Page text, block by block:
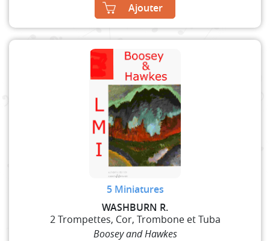
Ajouter
5 Miniatures
WASHBURN R.
2 Trompettes, Cor, Trombone et Tuba
Boosey and Hawkes